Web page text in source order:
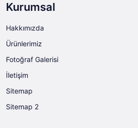
Kurumsal
Hakkımızda
Ürünlerimiz
Fotoğraf Galerisi
İletişim
Sitemap
Sitemap 2